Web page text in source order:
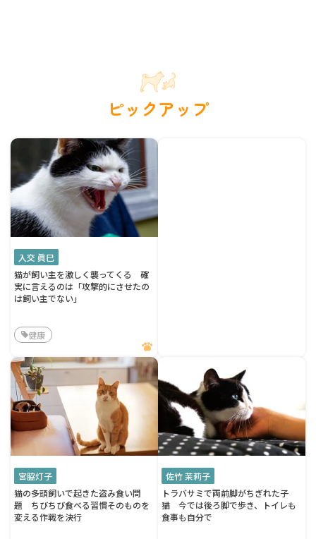
ピックアップ
入交 眞巳
猫が飼い主を激しく襲ってくる 確
実に言えるのは「攻撃的にさせたの
は飼い主でない」
健康
宮脇灯子
猫の多頭飼いで起きた盗み食い問
題 ちびちび食べる習慣そのものを
変える作戦を決行
佐竹 茉莉子
トラバサミで両前脚がちぎれた子
猫 今では後ろ脚で歩き、トイレも
食事も自分で